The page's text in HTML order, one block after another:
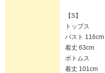
【S】
トップス
バスト 116cm
着丈 63cm
ボトムス
着丈 101cm